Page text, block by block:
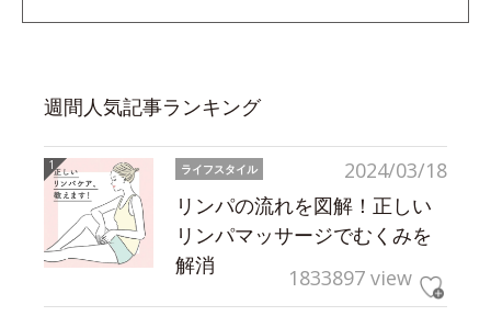
週間人気記事ランキング
2024/03/18
ライフスタイル
リンパの流れを図解！正しい
リンパマッサージでむくみを
解消
1833897 view